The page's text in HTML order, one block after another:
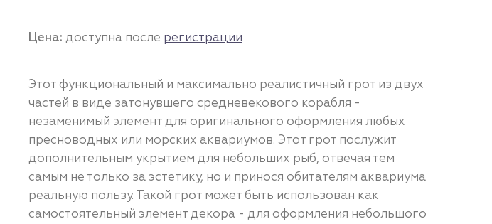
Цена: доступна после регистрации
Этот функциональный и максимально реалистичный грот из двух
частей в виде затонувшего средневекового корабля -
незаменимый элемент для оригинального оформления любых
пресноводных или морских аквариумов. Этот грот послужит
дополнительным укрытием для небольших рыб, отвечая тем
самым не только за эстетику, но и принося обитателям аквариума
реальную пользу. Такой грот может быть использован как
самостоятельный элемент декора - для оформления небольшого